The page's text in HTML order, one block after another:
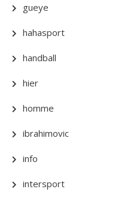
gueye
hahasport
handball
hier
homme
ibrahimovic
info
intersport